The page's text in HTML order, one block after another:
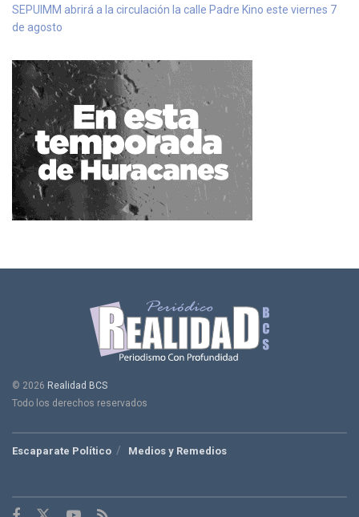
SEPUIMM abrirá a la circulación la calle Padre Kino este viernes 7
de agosto
© 2026 Realidad BCS
Todo los derechos reservados
Escaparate Político Medios y Remedios